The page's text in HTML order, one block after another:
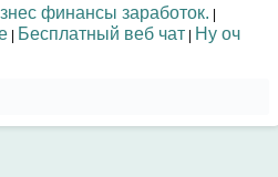
финансы заработок. |
| Бесплатный веб чат | Ну оч